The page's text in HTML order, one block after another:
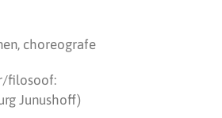
choreografe
filosoof:
Junushoff)